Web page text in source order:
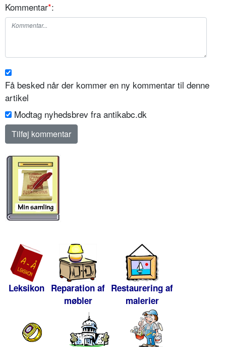
Kommentar*:
Få besked når der kommer en ny kommentar til denne
artikel
Modtag nyhedsbrev fra antikabc.dk
Leksikon Reparation af
møbler
Restaurering af
malerier